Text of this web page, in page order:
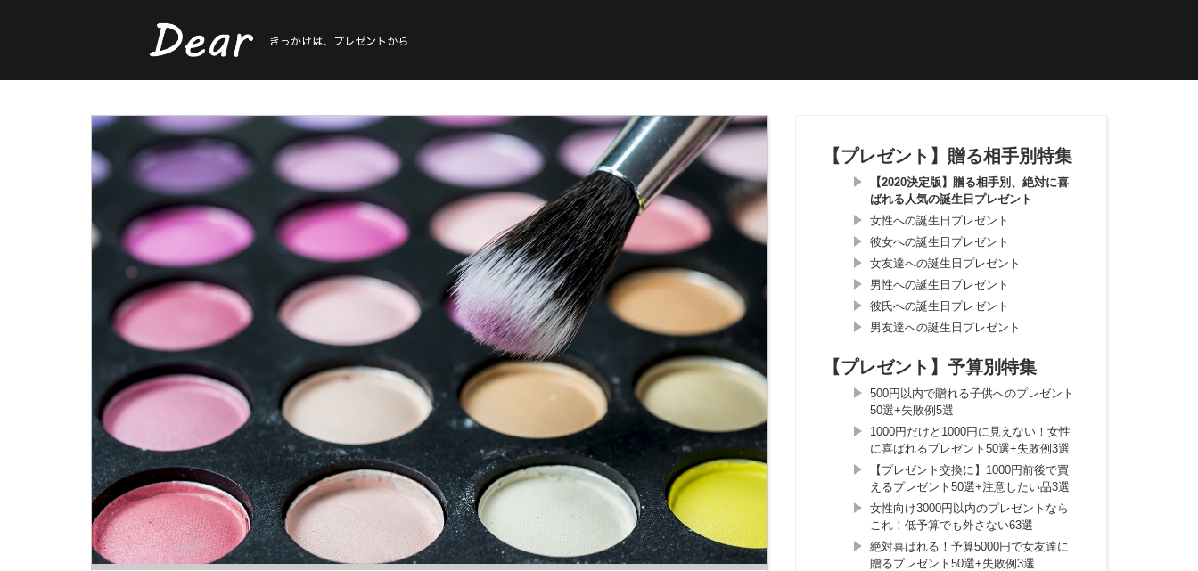
【プレゼント】贈る相手別特集
【2020決定版】贈る相手別、絶対に喜
ばれる人気の誕生日プレゼント
女性への誕生日プレゼント
彼女への誕生日プレゼント
女友達への誕生日プレゼント
男性への誕生日プレゼント
彼氏への誕生日プレゼント
男友達への誕生日プレゼント
【プレゼント】予算別特集
500円以内で贈れる子供へのプレゼント
50選+失敗例5選
1000円だけど1000円に見えない！女性
に喜ばれるプレゼント50選+失敗例3選
【プレゼント交換に】1000円前後で買
えるプレゼント50選+注意したい品3選
女性向け3000円以内のプレゼントなら
これ！低予算でも外さない63選
絶対喜ばれる！予算5000円で女友達に
贈るプレゼント50選+失敗例3選